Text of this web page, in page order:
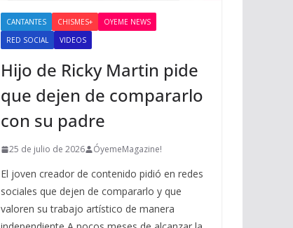
CANTANTES CHISMES+
OYEME NEWS
RED SOCIAL
VIDEOS
Hijo de Ricky Martin pide
que dejen de compararlo
con su padre
25 de julio de 2026 ÓyemeMagazine!
El joven creador de contenido pidió en redes
sociales que dejen de compararlo y que
valoren su trabajo artístico de manera